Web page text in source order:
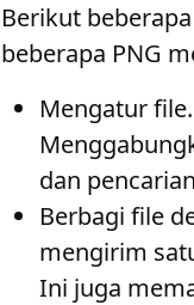
Berikut
beberapa PNG
Mengatur file
dan
Berbagi file
mengirim
Ini juga